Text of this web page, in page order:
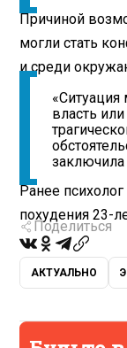
Причиной
могли стать
и среди
«Ситуация
власть
заключила
Ранее психолог
похудения 23-
Поделиться
АКТУАЛЬНО